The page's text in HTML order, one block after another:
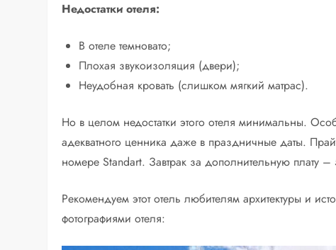
Недостатки отеля:
В отеле темновато;
Плохая звукоизоляция (двери);
Неудобная кровать (слишком мягкий матрас).
Но в целом недостатки этого отеля минимальны.
адекватного ценника даже в праздничные даты.
номере Standart. Завтрак за дополнительную плату
Рекомендуем этот отель любителям архитектуры и
фотографиями отеля: